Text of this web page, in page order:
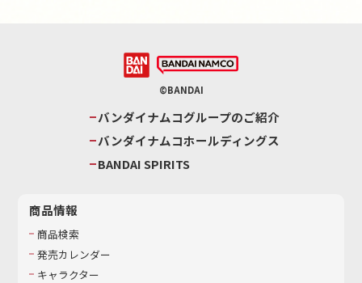
©BANDAI
バンダイナムコグループのご紹介
バンダイナムコホールディングス
BANDAI SPIRITS
商品情報
商品検索
発売カレンダー
キャラクター